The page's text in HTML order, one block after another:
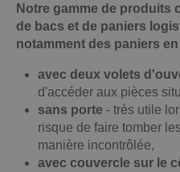
Notre gamme de produits
de bacs et de paniers
notamment des paniers
avec deux volets
d'accéder aux pièces
sans porte - très utile
risque de faire tomber
manière incontrôlée,
avec couvercle sur le